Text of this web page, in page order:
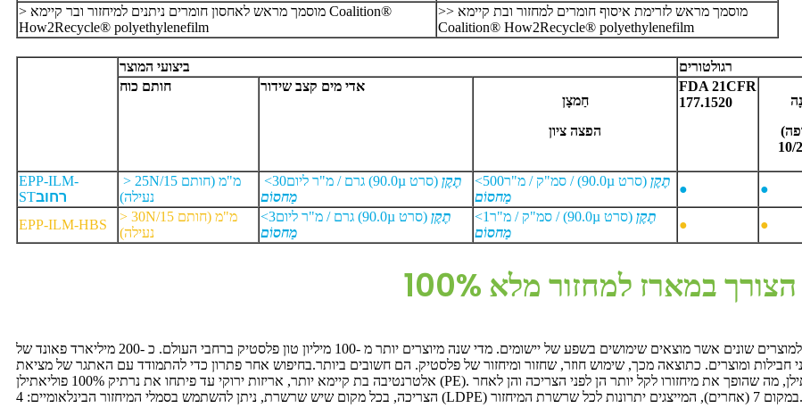
> מוסמך מראש לאחסון חומרים ניתנים למיחזור ובר קיימא Coalition®
How2Recycle® polyethylenefilm
>> מוסמך מראש לזרימת איסוף חומרים למחזור ובת קיימא
Coalition® How2Recycle® polyethylenefilm
ביצועי המוצר רגולטורים
חותם כוח אדי מים קצב שידור
חַמצָן
הפצה ציון
FDA 21CFR
177.1520
EPP-ILM-
STרחוב
> 25N/15 מ"מ (חותם
נעילה)
<30 גרם / מ"ר ליום (90.0 µ סרט) תֶקֶן
מַחסוֹם
<500 סמ"ק / מ"ר / (90.0 µ סרט) תֶקֶן
מַחסוֹם
● ●
EPP-ILM-HBS
> 30N/15 מ"מ (חותם
נעילה)
<3 גרם / מ"ר ליום (90.0 µ סרט) תֶקֶן
מַחסוֹם
<1 סמ"ק / מ"ר / (90.0 µ סרט) תֶקֶן
מַחסוֹם
● ●
הצורך במארז למחזור מלא 100%
הפלסטיק הוא חומרים עמידים, קלים וזולים, וניתן לעצב אותם בקלות למוצרים שונים אשר מוצאים שימושים בשפע של יישומים. מדי שנה מיוצרים יותר מ -100 מיליון טון פלסטיק ברחבי העולם. כ -200 מיליארד פאונד של
חבילות ומוצרים. כתוצאה מכך, שימוש חוזר, שחזור ומיחזור של פלסטיק. הם חשובים ביותר.בחיפוש אחר פתרון כדי להתמודד עם האתגר של מציאת
אלטרנטיבה בת קיימא יותר, אריזות ירוקי עד פיתחו את נרתיק 100% פוליאתילן (PE). הפתרון עושה שימוש בחומר גלם אחד בלבד במבנה שלו, הפוליאתילן, מה שהופך את מיחזורו לקל יותר הן לפני הצריכה והן לאחר
הצריכה, בכל מקום שיש שרשרת, ניתן להשתמש בסמלי המיחזור הבינלאומיים: 4 (LDPE) במקום 7 (אחרים), המייצגים יתרונות לכל שרשרת המיחזור.